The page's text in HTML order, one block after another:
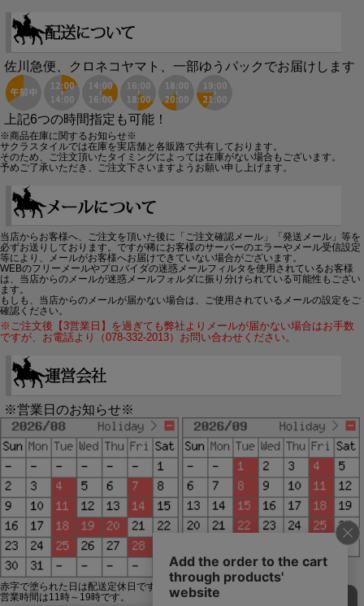
佐川急便、クロネコヤマト、一部ゆうパックでお届けします
上記6つの時間指定も可能！
※商品在庫に関するお知らせ※
サクラスタイルでは在庫を実店舗と各販路で共有しております。
そのため、ご注文頂いたタイミングによっては在庫がない場合もございます。
予めご了承いただき、ご注文下さいますようお願い申し上げます。
当店からお客様へ、ご注文を頂いた後に「ご注文確認メール」「発送メール」等を
必ずお送りしております。ですが稀にお客様のサーバーのエラーやメール受信設定
等により、メールがお客様へお届けできていない場合がございます。
WEBのフリーメールやプロバイダの迷惑メールフィルタを使用されているお客様
は、当店からのメールが迷惑メールフォルダに振り分けられている可能性もござい
ます。
もしも、当店からのメールが届かない場合は、ご使用されているメールの設定をご
確認ください。
※ご注文後【3営業日】を過ぎても弊社よりメールが届かない場合はお手数
ですが、お電話より（078-332-2013）お問い合わせください。
※営業日のお知らせ※
赤字で塗られた日は配送定休日です。
営業時間は11時～19時です。